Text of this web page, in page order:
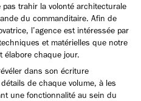
trahir la volonté architecturale
du commanditaire. Afin de
l’agence est intéressée par
et matérielles que notre
élabore chaque jour.
dans son écriture
de chaque volume, à les
une fonctionnalité au sein du